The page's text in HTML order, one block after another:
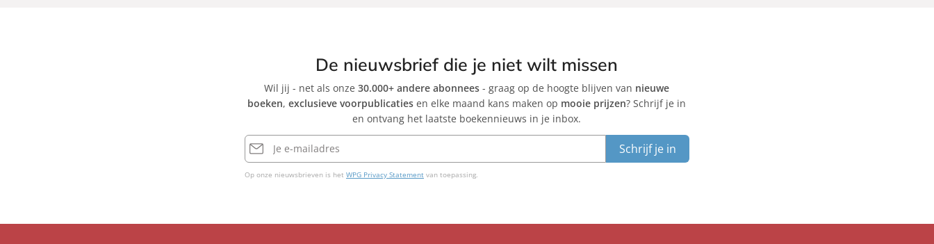
De nieuwsbrief die je niet wilt missen
Wil jij - net als onze30.000+ andere abonnees - graag op de hoogte blijven van nieuwe
boeken,exclusieve voorpublicaties en elke maand kans maken op mooie prijzen? Schrijf je in
en ontvang het laatste boekennieuws in je inbox.
E-
mailadres
Schrijf je in
Op onze nieuwsbrieven is het WPG Privacy Statementvan toepassing.